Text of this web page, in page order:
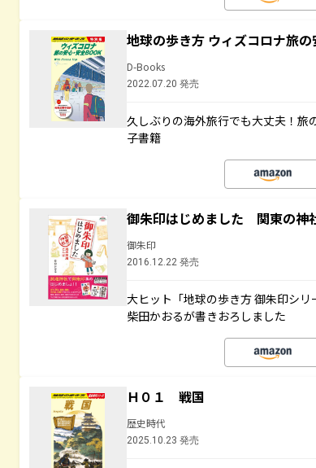
地球の歩き方 ウィズコロナ旅
D-Books
2022.07.20 発売
久しぶりの海外旅行でも大丈夫！旅
子書籍
御朱印はじめました 関東の
御朱印
2016.12.22 発売
大ヒット「地球の歩き方 御朱印シ
柴田かおるが書きおろしました
Ｈ０１ 戦国
歴史時代
2025.10.23 発売